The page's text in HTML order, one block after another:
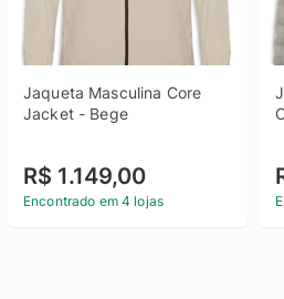
Jaqueta Masculina Core
Jacket - Bege
R$ 1.149,00
Encontrado em 4 lojas